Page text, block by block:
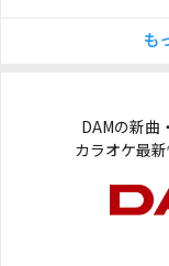
も
DAMの新曲
カラオケ最新